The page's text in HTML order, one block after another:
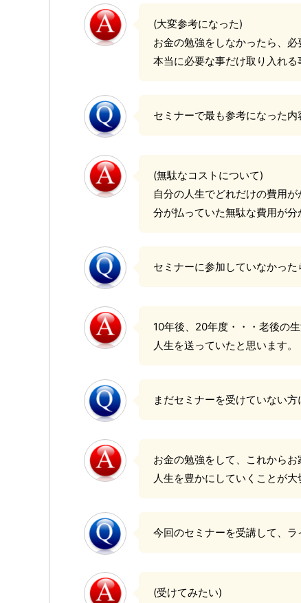
(大変参考になった)
お金の勉強をしなかったら、
本当に必要な事だけ取り入れる
セミナーで最も参考になった内
(無駄なコストについて)
自分の人生でどれだけの費用
分が払っていた無駄な費用が分
セミナーに参加していなかっ
10年後、20年度・・・老後の
人生を送っていたと思います。
まだセミナーを受けていない方
お金の勉強をして、これからお
人生を豊かにしていくことが
今回のセミナーを受講して、
(受けてみたい)